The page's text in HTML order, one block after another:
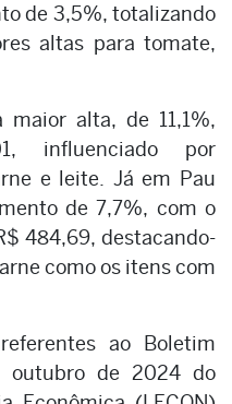
de 3,5%, totalizando
altas para tomate,
maior alta, de 11,1%,
influenciado por
e leite. Já em Pau
de 7,7%, com o
484,69, destacando-
como os itens com
ao Boletim
outubro de 2024 do